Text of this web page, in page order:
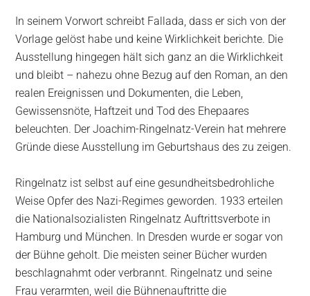
In seinem Vorwort schreibt Fallada, dass er sich von der
Vorlage gelöst habe und keine Wirklichkeit berichte. Die
Ausstellung hingegen hält sich ganz an die Wirklichkeit
und bleibt – nahezu ohne Bezug auf den Roman, an den
realen Ereignissen und Dokumenten, die Leben,
Gewissensnöte, Haftzeit und Tod des Ehepaares
beleuchten. Der Joachim-Ringelnatz-Verein hat mehrere
Gründe diese Ausstellung im Geburtshaus des zu zeigen.
Ringelnatz ist selbst auf eine gesundheitsbedrohliche
Weise Opfer des Nazi-Regimes geworden. 1933 erteilen
die Nationalsozialisten Ringelnatz Auftrittsverbote in
Hamburg und München. In Dresden wurde er sogar von
der Bühne geholt. Die meisten seiner Bücher wurden
beschlagnahmt oder verbrannt. Ringelnatz und seine
Frau verarmten, weil die Bühnenauftritte die